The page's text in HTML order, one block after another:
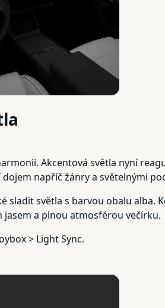
Akcentová světla nyní
napříč žánry a světelnými
sladit světla s barvou obalu alba.
a plnou atmosférou večírku.
> Light Sync.